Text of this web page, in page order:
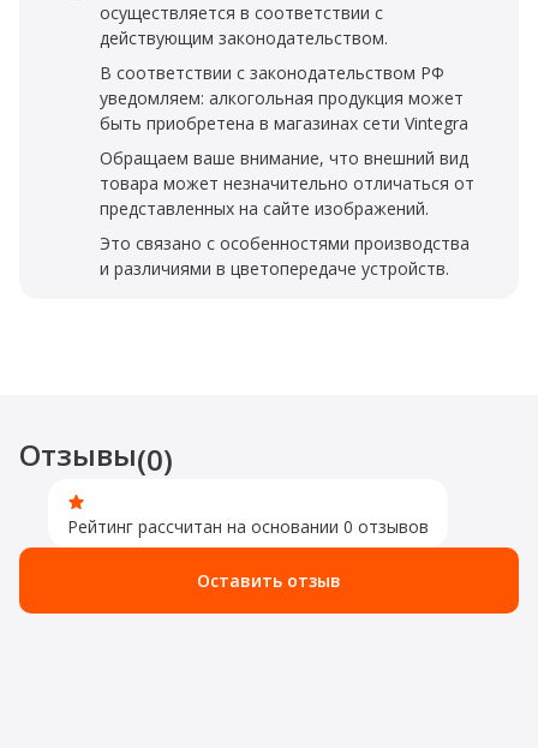
осуществляется в соответствии с
действующим законодательством.
В соответствии с законодательством РФ
уведомляем: алкогольная продукция может
быть приобретена в магазинах сети Vintegra
Обращаем ваше внимание, что внешний вид
товара может незначительно отличаться от
представленных на сайте изображений.
Это связано с особенностями производства
и различиями в цветопередаче устройств.
Отзывы(0)
Рейтинг рассчитан на основании 0 отзывов
Оставить отзыв